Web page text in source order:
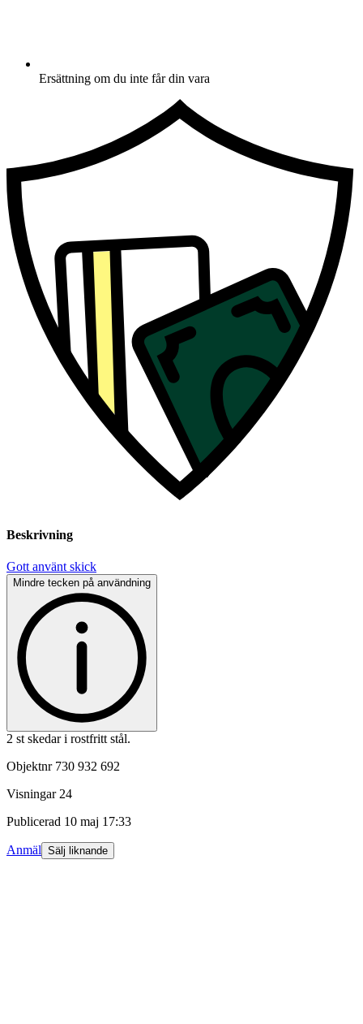
Ersättning om du inte får din vara
Beskrivning
Gott använt skick
Mindre tecken på användning
2 st skedar i rostfritt stål.
Objektnr 730 932 692
Visningar 24
Publicerad 10 maj 17:33
Anmäl Sälj liknande